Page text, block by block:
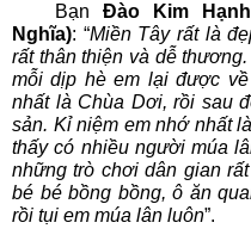
Bạn Đào Kim
Nghĩa): “Miền Tây rất là
rất thân thiện và dễ
mỗi dịp hè em lại được
nhất là Chùa Dơi, rồi sau
sản. Kỉ niệm em nhớ nhất
thấy có nhiều người múa
những trò chơi dân gian
bé bé bồng bồng, ô ăn
rồi tụi em múa lân luôn”.